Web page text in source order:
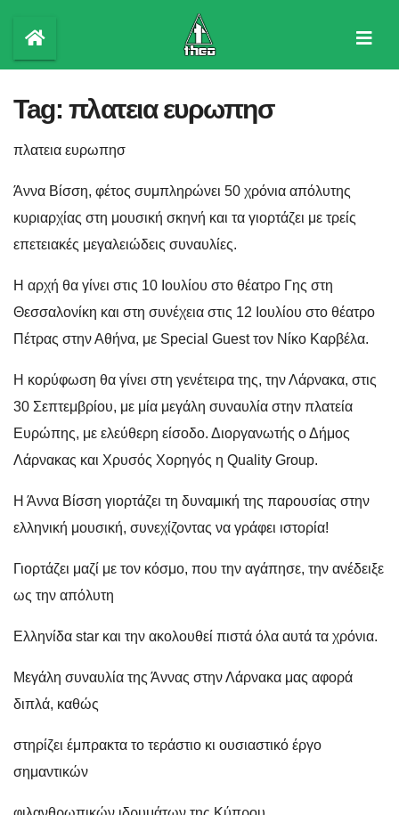
content
Tag: πλατεια ευρωπησ
πλατεια ευρωπησ
Άννα Βίσση, φέτος συμπληρώνει 50 χρόνια απόλυτης
κυριαρχίας στη μουσική σκηνή και τα γιορτάζει με τρείς
επετειακές μεγαλειώδεις συναυλίες.
Η αρχή θα γίνει στις 10 Ιουλίου στο θέατρο Γης στη
Θεσσαλονίκη και στη συνέχεια στις 12 Ιουλίου στο θέατρο
Πέτρας στην Αθήνα, με Special Guest τον Νίκο Καρβέλα.
Η κορύφωση θα γίνει στη γενέτειρα της, την Λάρνακα, στις
30 Σεπτεμβρίου, με μία μεγάλη συναυλία στην πλατεία
Ευρώπης, με ελεύθερη είσοδο. Διοργανωτής ο Δήμος
Λάρνακας και Χρυσός Χορηγός η Quality Group.
Η Άννα Βίσση γιορτάζει τη δυναμική της παρουσίας στην
ελληνική μουσική, συνεχίζοντας να γράφει ιστορία!
Γιορτάζει μαζί με τον κόσμο, που την αγάπησε, την ανέδειξε
ως την απόλυτη
Ελληνίδα star και την ακολουθεί πιστά όλα αυτά τα χρόνια.
Μεγάλη συναυλία της Άννας στην Λάρνακα μας αφορά
διπλά, καθώς
στηρίζει έμπρακτα το τεράστιο κι ουσιαστικό έργο
σημαντικών